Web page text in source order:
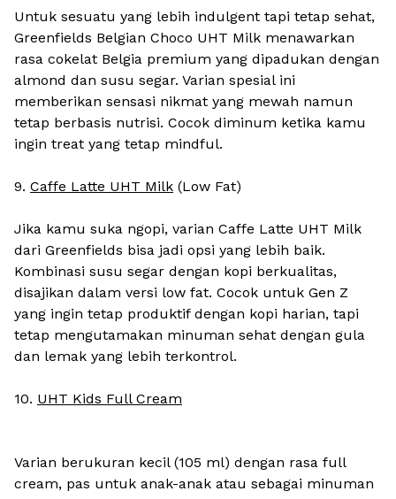
Untuk sesuatu yang lebih indulgent tapi tetap sehat,
Greenfields Belgian Choco UHT Milk menawarkan
rasa cokelat Belgia premium yang dipadukan dengan
almond dan susu segar. Varian spesial ini
memberikan sensasi nikmat yang mewah namun
tetap berbasis nutrisi. Cocok diminum ketika kamu
ingin treat yang tetap mindful.
9. Caffe Latte UHT Milk (Low Fat)
Jika kamu suka ngopi, varian Caffe Latte UHT Milk
dari Greenfields bisa jadi opsi yang lebih baik.
Kombinasi susu segar dengan kopi berkualitas,
disajikan dalam versi low fat. Cocok untuk Gen Z
yang ingin tetap produktif dengan kopi harian, tapi
tetap mengutamakan minuman sehat dengan gula
dan lemak yang lebih terkontrol.
10. UHT Kids Full Cream
Varian berukuran kecil (105 ml) dengan rasa full
cream, pas untuk anak-anak atau sebagai minuman